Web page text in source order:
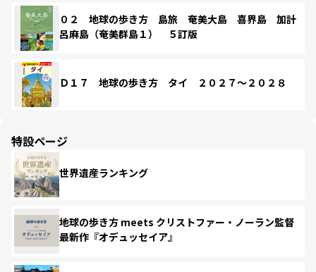
０２ 地球の歩き方 島旅 奄美大島 喜界島 加計
呂麻島（奄美群島１） ５訂版
Ｄ１７ 地球の歩き方 タイ ２０２７～２０２８
特設ページ
世界遺産ランキング
地球の歩き方 meets クリストファー・ノーラン監督
最新作『オデュッセイア』